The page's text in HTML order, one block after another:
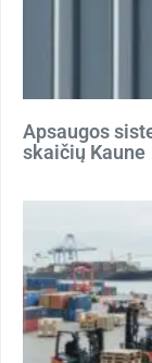
Apsaugos
skaičių Kaune